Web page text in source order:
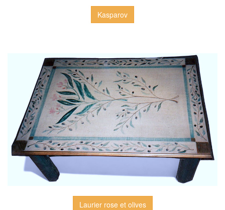
Kasparov
Laurier rose et olives